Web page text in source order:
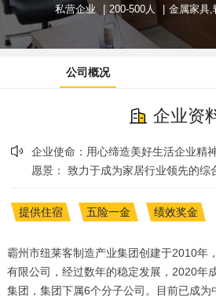
私营企业 200-500人 金属家具,
公司概况
企业资
企业使命：用心缔造美好生活企业精
愿景： 致力于成为家居行业领先的综
提供住宿 五险一金 绩效奖金
霸州市纽莱客制造产业集团创建于2010年
有限公司，经过数年的稳定发展，2020年
集团，集团下属6个分子公司。目前已成为